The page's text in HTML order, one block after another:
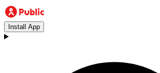
Install App